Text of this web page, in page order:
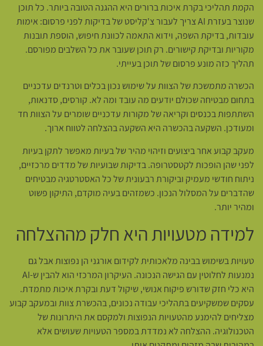
הקמת תהליכי בקרת איכות ברורים היא ההגנה הטובה ביותר. כל תוכן
שנוצר בעזרת AI צריך לעבור צ'קליסט של בדיקות לפני פרסום: אימות
עובדות, בדיקת השפה, וידוא התאמה לכוונת חיפוש, הוספת תובנות
מקוריות ובדיקת קישורים. רק תוכן שעובר את כל השלבים מפורסם.
תהליך כזה מונע פרסום של תוכן בעייתי.
הכשרה מתמשכת של הצוות על שימוש נכון בכלים וטרנדים עדכניים
בתחום מבטיחה שכולם יודעים מה עובד ומה לא. קורסים, סדנאות,
השתתפות בכנסים וקריאה של מקורות עדכניים שומרים על הצוות חד
ומעודכן. השקעה בהכשרה היא השקעה בהצלחה לטווח ארוך.
מעקב קבוע אחר ביצועים וזיהוי מהיר של בעיות מאפשר לתקן בעיות
לפני שהן הופכות לקטסטרופה. בדיקות שבועיות של מדדים מרכזיים,
ניתוח חודשי מעמיק וביקורת רבעונית של כל האסטרטגיה מבטיחים
שהדברים על המסלול הנכון. כשמזהים בעיה מוקדם, התיקון פשוט
ומהיר יותר.
למידה מטעויות היא חלק מההצלחה
טעויות בשימוש בבינה מלאכותית לקידום אורגני הן נפוצות אבל גם
נמנעות לחלוטין עם הגישה הנכונה. העיקרון המרכזי הוא להבין ש-AI
היא כלי חזק שדורש פיקוח אנושי, שיקול דעת ובקרת איכות מתמדת.
עסקים שמשקיעים בתהליכי עבודה נכונים, בהכשרת צוות ובמעקב קבוע
מצליחים להימנע מהטעויות הנפוצות ולמקסם את היתרונות של
הטכנולוגיה. ההצלחה לא נמדדת במספר הטעויות שעושים אלא